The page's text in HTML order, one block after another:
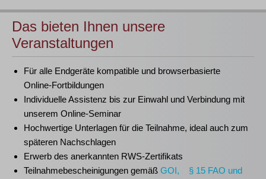
Das bieten Ihnen unsere
Veranstaltungen
Für alle Endgeräte kompatible und browserbasierte
Online-Fortbildungen
Individuelle Assistenz bis zur Einwahl und Verbindung mit
unserem Online-Seminar
Hochwertige Unterlagen für die Teilnahme, ideal auch zum
späteren Nachschlagen
Erwerb des anerkannten RWS-Zertifikats
Teilnahmebescheinigungen gemäß GOI, § 15 FAO und